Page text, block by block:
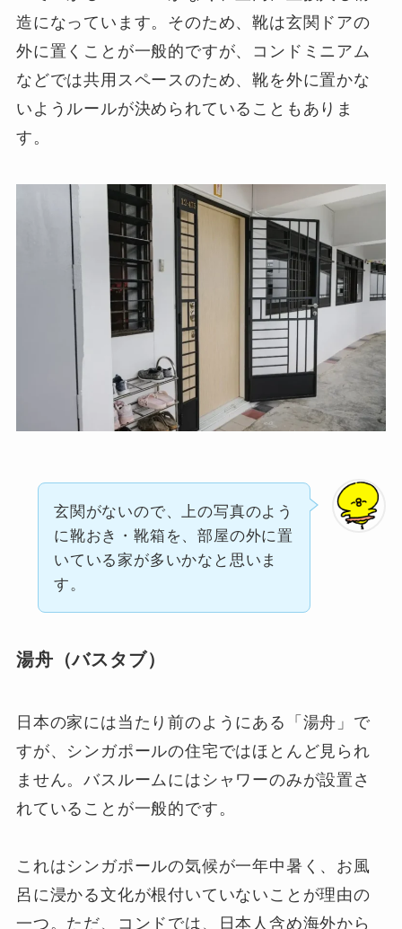
造になっています。そのため、靴は玄関ドアの
外に置くことが一般的ですが、コンドミニアム
などでは共用スペースのため、靴を外に置かな
いようルールが決められていることもありま
す。
玄関がないので、上の写真のよう
に靴おき・靴箱を、部屋の外に置
いている家が多いかなと思いま
す。
湯舟（バスタブ）
日本の家には当たり前のようにある「湯舟」で
すが、シンガポールの住宅ではほとんど見られ
ません。バスルームにはシャワーのみが設置さ
れていることが一般的です。
これはシンガポールの気候が一年中暑く、お風
呂に浸かる文化が根付いていないことが理由の
一つ。ただ、コンドでは、日本人含め海外から